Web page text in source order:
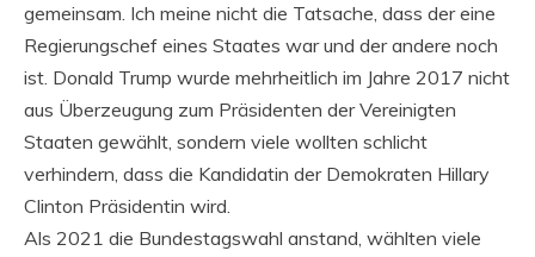
gemeinsam. Ich meine nicht die Tatsache, dass der eine
Regierungschef eines Staates war und der andere noch
ist. Donald Trump wurde mehrheitlich im Jahre 2017 nicht
aus Überzeugung zum Präsidenten der Vereinigten
Staaten gewählt, sondern viele wollten schlicht
verhindern, dass die Kandidatin der Demokraten Hillary
Clinton Präsidentin wird.
Als 2021 die Bundestagswahl anstand, wählten viele